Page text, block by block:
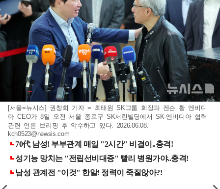
[서울=뉴시스] 권창회 기자 = 최태원 SK그룹 회장과 젠슨 황 엔비디
아 CEO가 8일 오전 서울 종로구 SK서린빌딩에서 SK-엔비디아 협력
관련 언론 브리핑 후 악수하고 있다. 2026.06.08.
kch0523@newsis.com